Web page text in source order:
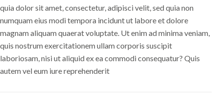
quia dolor sit amet, consectetur, adipisci velit, sed quia non
numquam eius modi tempora incidunt ut labore et dolore
magnam aliquam quaerat voluptate. Ut enim ad minima veniam,
quis nostrum exercitationem ullam corporis suscipit
laboriosam, nisi ut aliquid ex ea commodi consequatur? Quis
autem vel eum iure reprehenderit